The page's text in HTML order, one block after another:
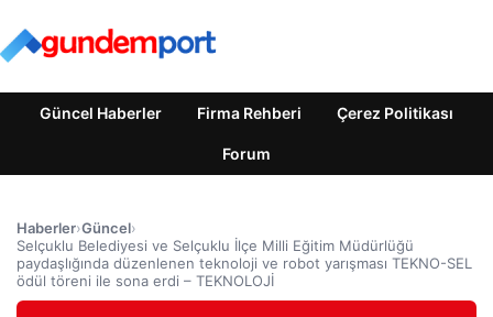
Güncel Haberler Firma Rehberi Çerez Politikası
Forum
Haberler›Güncel›
Selçuklu Belediyesi ve Selçuklu İlçe Milli Eğitim Müdürlüğü
paydaşlığında düzenlenen teknoloji ve robot yarışması TEKNO-SEL
ödül töreni ile sona erdi – TEKNOLOJİ